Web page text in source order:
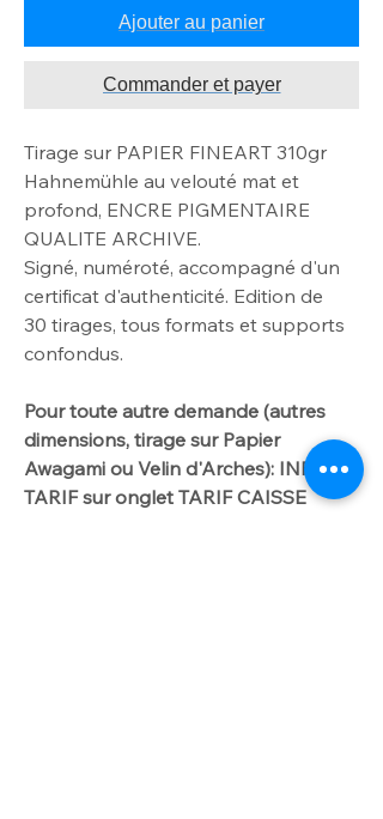
Ajouter au panier
Commander et payer
Tirage sur PAPIER FINEART 310gr
Hahnemühle au velouté mat et
profond, ENCRE PIGMENTAIRE
QUALITE ARCHIVE.
Signé, numéroté, accompagné d'un
certificat d'authenticité. Edition de
30 tirages, tous formats et supports
confondus.
Pour toute autre demande (autres
dimensions, tirage sur Papier
Awagami ou Velin d'Arches): INFO
TARIF sur onglet TARIF CAISSE